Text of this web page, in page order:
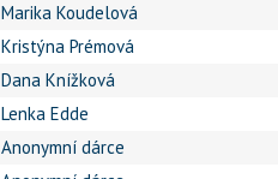
Marika Koudelová
Kristýna Prémová
Dana Knížková
Lenka Edde
Anonymní dárce